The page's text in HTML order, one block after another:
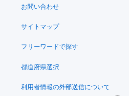
お問い合わせ
サイトマップ
フリーワードで探す
都道府県選択
利用者情報の外部送信について